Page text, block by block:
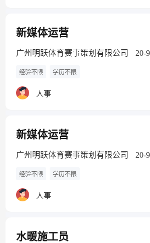
新媒体运营
广州明跃体育赛事策划有限公司 20-
经验不限 学历不限
人事
新媒体运营
广州明跃体育赛事策划有限公司 20-
经验不限 学历不限
人事
水暖施工员